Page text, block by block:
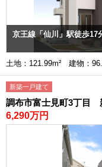
京王線「仙川」駅徒歩17
土地：121.99m² 建物：
新築一戸建て
調布市富士見町3丁目
6,290万円